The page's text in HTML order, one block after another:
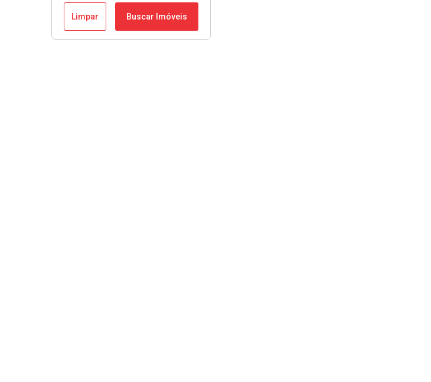
Limpar Buscar Imóveis